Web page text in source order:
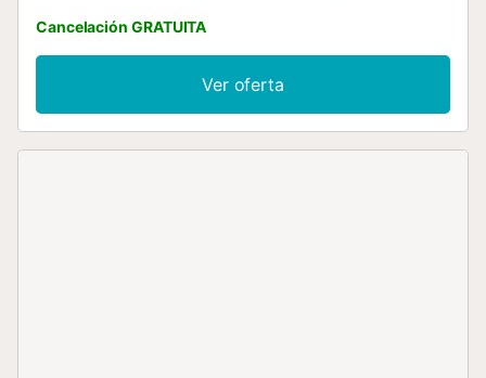
tiene capacidad para 4 personas. La casa también cuenta
con Wi-Fi (apto para videollamadas), aire acondicionado,
lavadora, televisión por satélite y 2 unidades de
calefacción (dormitorio y salón). Se admiten niños y
también hay una cama de bebé disponible. El dormitorio
Cancelación GRATUITA
Ver oferta